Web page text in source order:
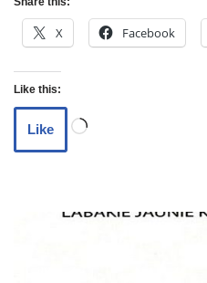
X Facebook
Like this:
Like